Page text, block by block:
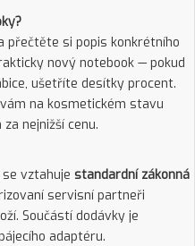
přečtěte si popis konkrétního
nový notebook — pokud
ušetříte desítky procent.
na kosmetickém stavu
nejnižší cenu.
vztahuje standardní zákonná
servisní partneři
Součástí dodávky je
adaptéru.